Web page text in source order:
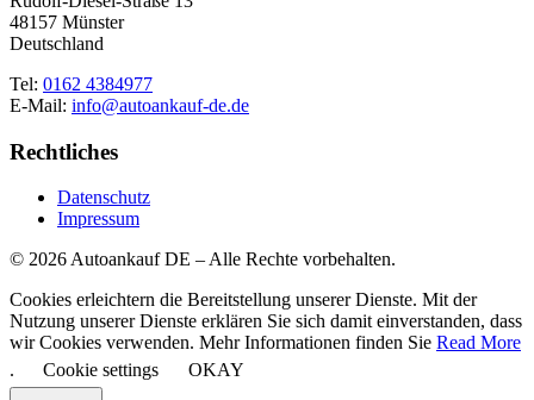
48157 Münster
Deutschland
Tel: 0162 4384977
E-Mail: info@autoankauf-de.de
Rechtliches
Datenschutz
Impressum
© 2026 Autoankauf DE – Alle Rechte vorbehalten.
Cookies erleichtern die Bereitstellung unserer Dienste. Mit der
Nutzung unserer Dienste erklären Sie sich damit einverstanden, dass
wir Cookies verwenden. Mehr Informationen finden Sie Read More
.
Cookie settings OKAY